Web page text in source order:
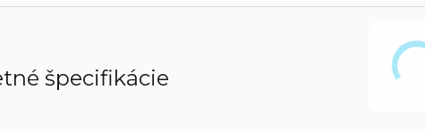
špecifikácie